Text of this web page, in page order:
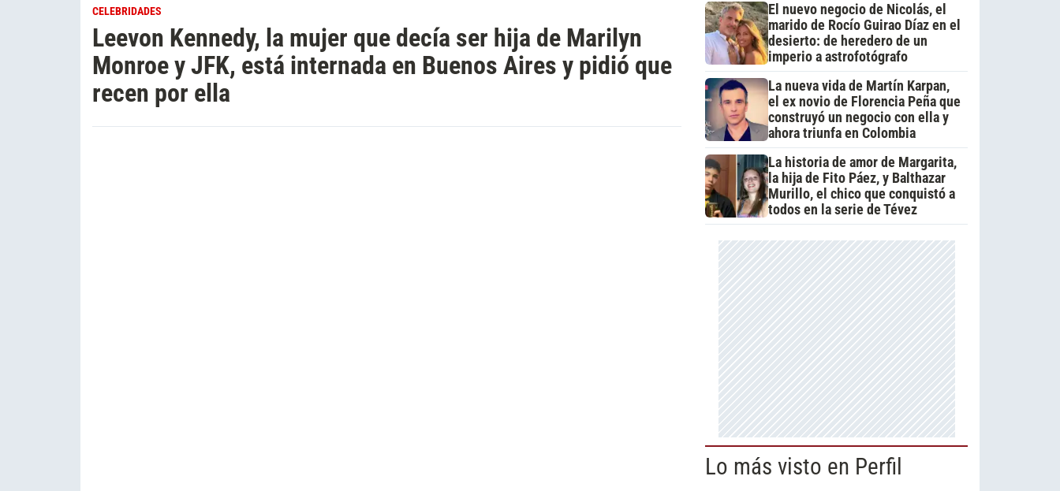
CELEBRIDADES
Leevon Kennedy, la mujer que decía ser hija de Marilyn
Monroe y JFK, está internada en Buenos Aires y pidió que
recen por ella
El nuevo negocio de Nicolás, el
marido de Rocío Guirao Díaz en el
desierto: de heredero de un
imperio a astrofotógrafo
La nueva vida de Martín Karpan,
el ex novio de Florencia Peña que
construyó un negocio con ella y
ahora triunfa en Colombia
La historia de amor de Margarita,
la hija de Fito Páez, y Balthazar
Murillo, el chico que conquistó a
todos en la serie de Tévez
Lo más visto en Perfil